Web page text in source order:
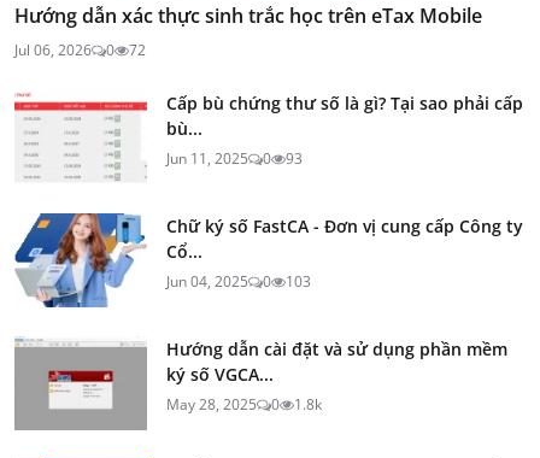
Hướng dẫn xác thực sinh trắc học trên eTax Mobile
Jul 06, 2026 0 72
Cấp bù chứng thư số là gì? Tại sao phải cấp
bù...
Jun 11, 2025 0 93
Chữ ký số FastCA - Đơn vị cung cấp Công ty
Cổ...
Jun 04, 2025 0 103
Hướng dẫn cài đặt và sử dụng phần mềm
ký số VGCA...
May 28, 2025 0 1.8k